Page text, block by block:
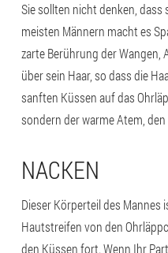
Sie sollten nicht denken, dass
meisten Männern macht es
zarte Berührung der
über sein Haar, so dass die
sanften Küssen auf das
sondern der warme Atem,
NACKEN
Dieser Körperteil des Mannes
Hautstreifen von den
den Küssen fort. Wenn Ihr